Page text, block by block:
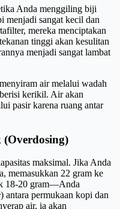
Anda menggiling biji
menjadi sangat kecil dan
mereka menciptakan
tinggi akan kesulitan
menjadi sangat lambat
air melalui wadah
kerikil. Air akan
pasir karena ruang antar
maksimal. Jika Anda
memasukkan 22 gram ke
18-20 gram—Anda
) antara permukaan kopi dan
air, ia akan